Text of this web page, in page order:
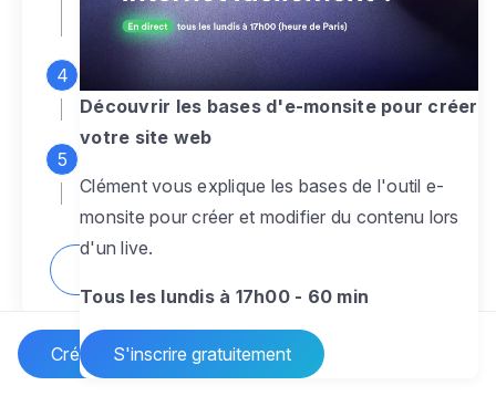
Créer un site Internet
à votre image
Ajoutez des pagessans limite pour
présenter votre activité, votre passion
pour rendre votre site dynamique
Découvrir les bases d'e-monsite pour créer
votre site web
Clément vous explique les bases de l'outil e-
monsite pour créer et modifier du contenu lors
d'un live.
Tous les lundis à 17h00 - 60 min
S'inscrire gratuitement